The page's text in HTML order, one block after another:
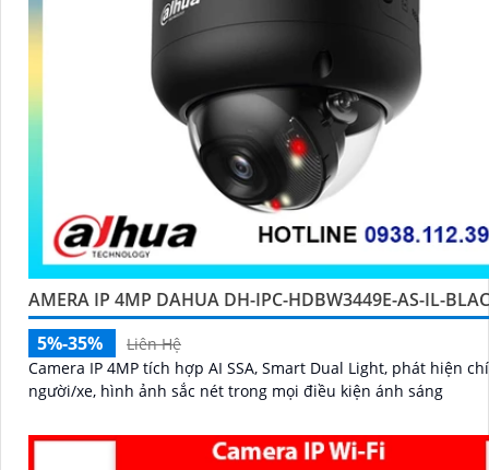
AMERA IP 4MP DAHUA DH-IPC-HDBW3449E-AS-IL-
5%-35%
Liên Hệ
Camera IP 4MP tích hợp AI SSA, Smart Dual Light, phát hiện
người/xe, hình ảnh sắc nét trong mọi điều kiện ánh sáng